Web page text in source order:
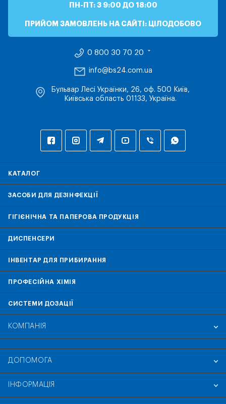
ПН-ПТ: З 9:00 ДО 18:00
ПРИЙОМ ЗАМОВЛЕНЬ НА САЙТІ: ЦІЛОДОБОВО
0 800 30 70 20
info@bs24.com.ua
Бульвар Лесі Українки, 26, оф. 500 Київ,
Київська область 01133, Україна.
КАТАЛОГ
ЗАСОБИ ДЛЯ ДЕЗІНФЕКЦІЇ
ГІГІЄНІЧНА ТА ПАПЕРОВА ПРОДУКЦІЯ
ДИСПЕНСЕРИ
ІНВЕНТАР ДЛЯ ПРИБИРАННЯ
ПРОФЕСІЙНА ХІМІЯ
СИСТЕМИ ДОЗАЦІЇ
КОМПАНІЯ
ДОПОМОГА
ІНФОРМАЦІЯ